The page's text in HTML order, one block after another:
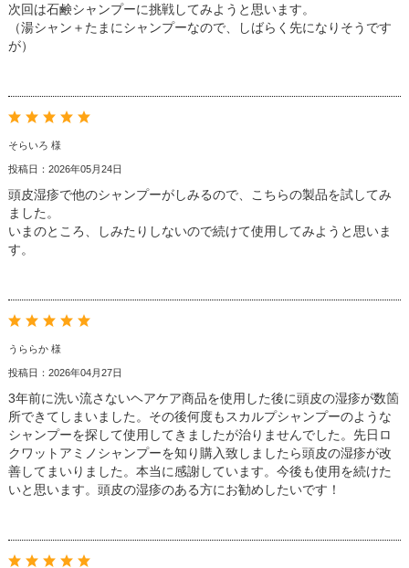
次回は石鹸シャンプーに挑戦してみようと思います。
（湯シャン＋たまにシャンプーなので、しばらく先になりそうです
が）
そらいろ 様
投稿日：2026年05月24日
頭皮湿疹で他のシャンプーがしみるので、こちらの製品を試してみ
ました。
いまのところ、しみたりしないので続けて使用してみようと思いま
す。
うららか 様
投稿日：2026年04月27日
3年前に洗い流さないヘアケア商品を使用した後に頭皮の湿疹が数箇
所できてしまいました。その後何度もスカルプシャンプーのような
シャンプーを探して使用してきましたが治りませんでした。先日ロ
クワットアミノシャンプーを知り購入致しましたら頭皮の湿疹が改
善してまいりました。本当に感謝しています。今後も使用を続けた
いと思います。頭皮の湿疹のある方にお勧めしたいです！